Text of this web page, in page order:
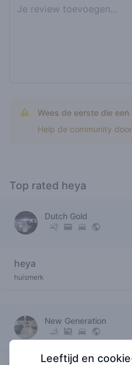
Wees de eerste die
Help de community
Top rated heya
Dutch Gold
heya
huismerk
New Generation
Leeftijd en